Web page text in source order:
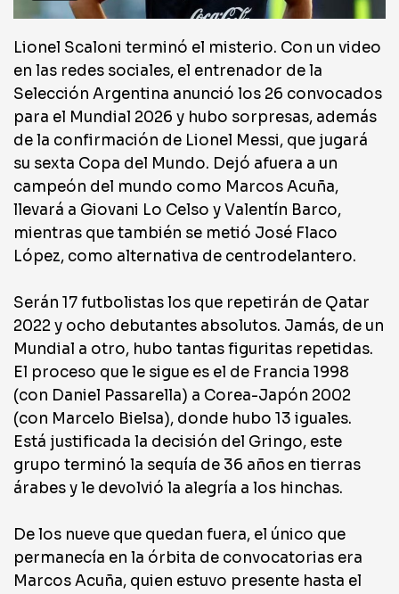
Lionel Scaloni terminó el misterio. Con un video
en las redes sociales, el entrenador de la
Selección Argentina anunció los 26 convocados
para el Mundial 2026 y hubo sorpresas, además
de la confirmación de Lionel Messi, que jugará
su sexta Copa del Mundo. Dejó afuera a un
campeón del mundo como Marcos Acuña,
llevará a Giovani Lo Celso y Valentín Barco,
mientras que también se metió José Flaco
López, como alternativa de centrodelantero.
Serán 17 futbolistas los que repetirán de Qatar
2022 y ocho debutantes absolutos. Jamás, de un
Mundial a otro, hubo tantas figuritas repetidas.
El proceso que le sigue es el de Francia 1998
(con Daniel Passarella) a Corea-Japón 2002
(con Marcelo Bielsa), donde hubo 13 iguales.
Está justificada la decisión del Gringo, este
grupo terminó la sequía de 36 años en tierras
árabes y le devolvió la alegría a los hinchas.
De los nueve que quedan fuera, el único que
permanecía en la órbita de convocatorias era
Marcos Acuña, quien estuvo presente hasta el